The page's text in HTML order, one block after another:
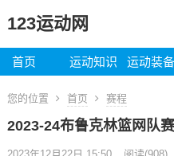
123运动网
首页 运动知识 运动装备
您的位置 首页 赛程
2023-24布鲁克林篮网队